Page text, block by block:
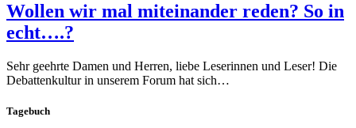
Wollen wir mal miteinander reden? So in
echt….?
Sehr geehrte Damen und Herren, liebe Leserinnen und Leser! Die
Debattenkultur in unserem Forum hat sich…
Tagebuch